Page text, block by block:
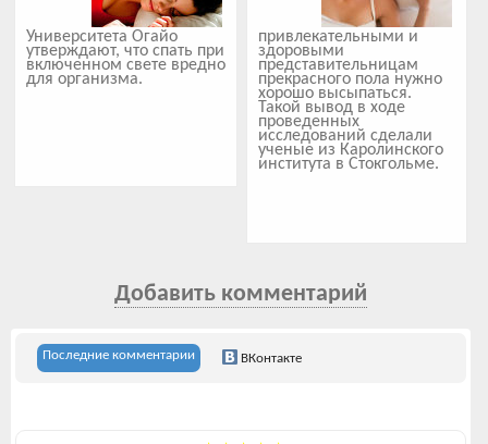
Университета Огайо
утверждают, что спать при
включенном свете вредно
для организма.
привлекательными и
здоровыми
представительницам
прекрасного пола нужно
хорошо высыпаться.
Такой вывод в ходе
проведенных
исследований сделали
ученые из Каролинского
института в Стокгольме.
Добавить комментарий
Последние комментарии ВКонтакте